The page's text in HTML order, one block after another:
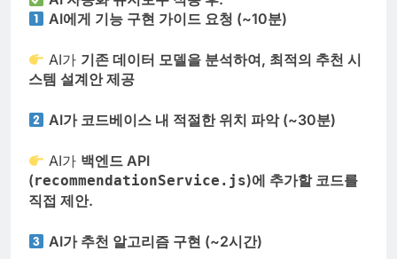
AI에게 기능 구현 가이드 요청 (~10분)
AI가 기존 데이터 모델을 분석하여, 최적의 추천 시
스템 설계안 제공
AI가 코드베이스 내 적절한 위치 파악 (~30분)
AI가 백엔드 API
(recommendationService.js)에 추가할 코드를
직접 제안.
AI가 추천 알고리즘 구현 (~2시간)